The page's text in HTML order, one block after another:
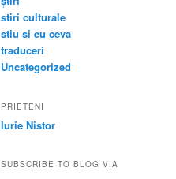
stiri culturale
stiu si eu ceva
traduceri
Uncategorized
PRIETENI
Iurie Nistor
SUBSCRIBE TO BLOG VIA